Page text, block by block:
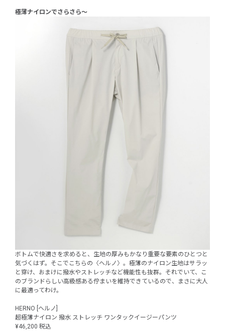
極薄ナイロンでさらさら〜
ボトムで快適さを求めると、生地の厚みもかなり重要な要素のひとつと
気づくはず。そこでこちらの〈ヘルノ〉。極薄のナイロン生地はサラッ
と穿け、おまけに撥水やストレッチなど機能性も抜群。それでいて、こ
のブランドらしい高級感ある佇まいを維持できているので、まさに大人
に最適ってわけ。
HERNO [ヘルノ]
超極薄ナイロン 撥水 ストレッチ ワンタックイージーパンツ
¥46,200 税込